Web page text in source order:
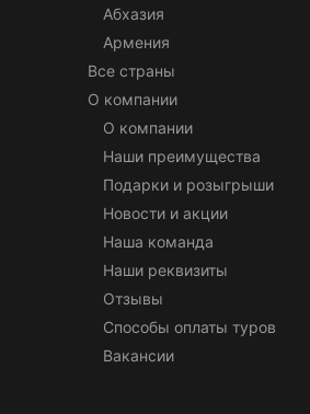
Абхазия
Армения
Все страны
О компании
О компании
Наши преимущества
Подарки и розыгрыши
Новости и акции
Наша команда
Наши реквизиты
Отзывы
Способы оплаты туров
Вакансии